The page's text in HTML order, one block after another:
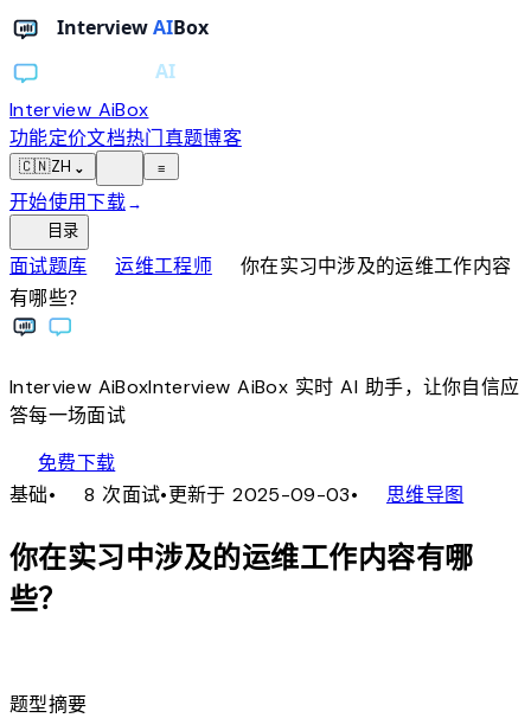
Interview AiBox
功能定价文档热门真题博客
🇨🇳ZH ⌄ ≡
开始使用下载→
目录
面试题库chevron_right运维工程师chevron_right
你在实习中涉及的运维工作内容
有哪些？
Interview AiBoxInterviewAiBox实时 AI 助手，让你自信应
答每一场面试
免费下载
基础• 8 次面试•更新于 2025-09-03• 思维导图
你在实习中涉及的运维工作内容有哪
些？
题型摘要